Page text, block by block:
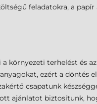
feladatokra, a papír
környezeti terhelést és
ezért a döntés
csapatunk
ajánlatot biztosítunk,